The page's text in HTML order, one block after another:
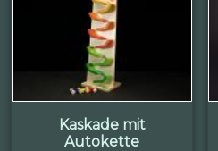
Kaskade mit
Autokette